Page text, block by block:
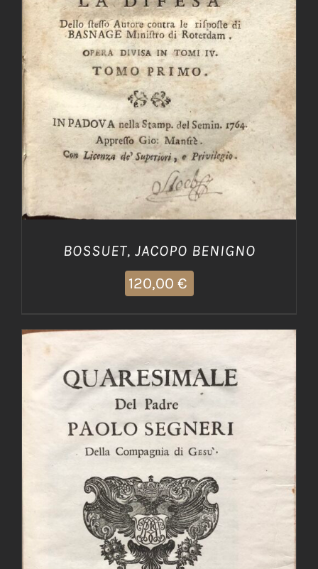
BOSSUET, JACOPO BENIGNO
120,00 €
AGGIUNGI AL CARRELLO / DETTAGLI